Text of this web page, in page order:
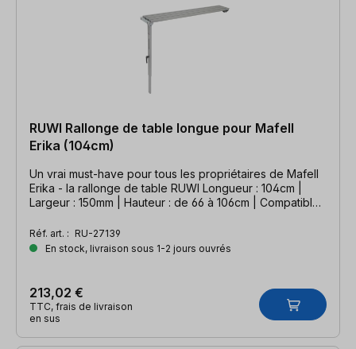
RUWI Rallonge de table longue pour Mafell
Erika (104cm)
Un vrai must-have pour tous les propriétaires de Mafell
Erika - la rallonge de table RUWI Longueur : 104cm |
Largeur : 150mm | Hauteur : de 66 à 106cm | Compatible
Réf. art. : RU-27139
En stock, livraison sous 1-2 jours ouvrés
213,02 €
TTC, frais de livraison
en sus